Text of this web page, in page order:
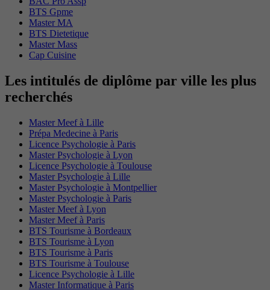
BTS Gpme
Master MA
BTS Dietetique
Master Mass
Cap Cuisine
Les intitulés de diplôme par ville les plus
recherchés
Master Meef à Lille
Prépa Medecine à Paris
Licence Psychologie à Paris
Master Psychologie à Lyon
Licence Psychologie à Toulouse
Master Psychologie à Lille
Master Psychologie à Montpellier
Master Psychologie à Paris
Master Meef à Lyon
Master Meef à Paris
BTS Tourisme à Bordeaux
BTS Tourisme à Lyon
BTS Tourisme à Paris
BTS Tourisme à Toulouse
Licence Psychologie à Lille
Master Informatique à Paris